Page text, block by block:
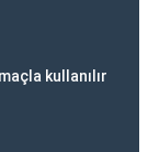
kullanılır